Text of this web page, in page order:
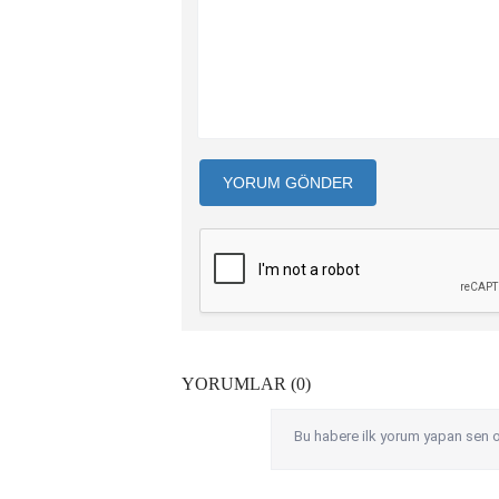
YORUM GÖNDER
YORUMLAR (0)
Bu habere ilk yorum yapan sen